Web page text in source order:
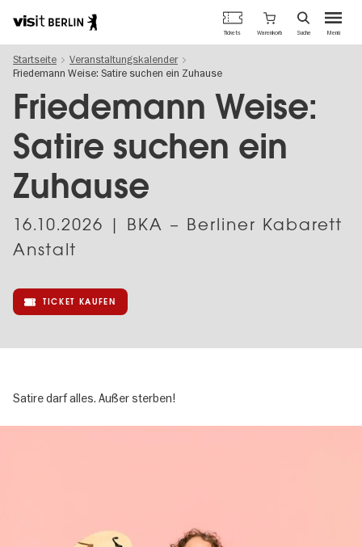
zum
Inhalt
Berlins
offizielles
Tourismusportal
Menü
Tickets Warenkorb Suche
Startseite
Veranstaltungskalender
Friedemann Weise: Satire suchen ein Zuhause
Friedemann Weise:
Satire suchen ein
Zuhause
16.10.2026 | BKA – Berliner Kabarett
Anstalt
TICKET KAUFEN
Satire darf alles. Außer sterben!